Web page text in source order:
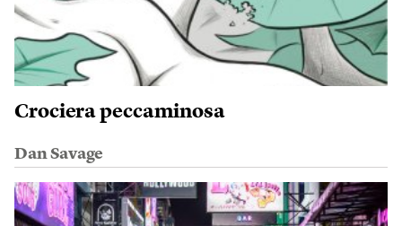
Crociera peccaminosa
Dan Savage